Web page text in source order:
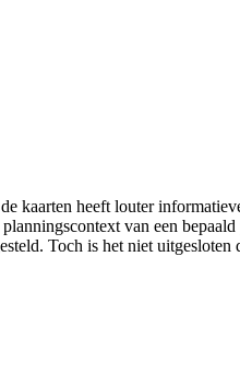
kaarten heeft louter
van een
Toch is het niet